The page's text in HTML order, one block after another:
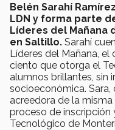
Belén Sarahí
LDN y forma parte
Líderes del Mañana
en Saltillo. Sarahí
Líderes del Mañana, el
ciento que otorga el
alumnos brillantes, sin
socioeconómica.
acreedora de la
proceso de inscripción
Tecnológico de